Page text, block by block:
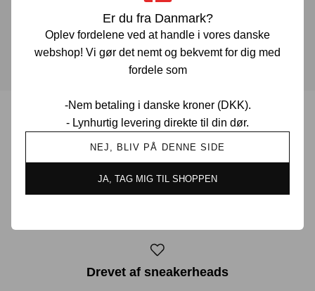
Er du fra Danmark?
Oplev fordelene ved at handle i vores danske
webshop! Vi gør det nemt og bekvemt for dig med
fordele som
-Nem betaling i danske kroner (DKK).
- Lynhurtig levering direkte til din dør.
NEJ, BLIV PÅ DENNE SIDE
JA, TAG MIG TIL SHOPPEN
KONTAKT OS
Prisgaranti i Danmark
Drevet af sneakerheads